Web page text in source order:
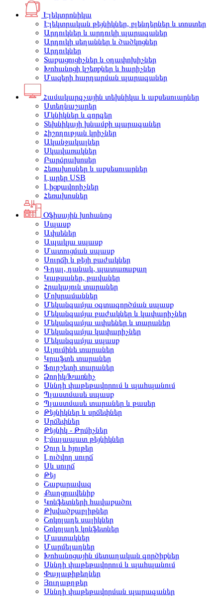
Էլեկտրոնիկա
Էլեկտրական թեյնիկներ, բլենդերներ և տոստեր
Արդուկներ և արդուկի պարագաներ
Արդուկի սեղաններ և ծածկոցներ
Արդուկներ
Տաքացուցիչներ և օդափոխիչներ
Խոհանոցի կշեռքներ և հարիչներ
Մազերի հարդարման պարագաներ
Համակարգչային տեխնիկա և աքսեսուարներ
Ստեղնաշարեր
Մկնիկներ և գորգեր
Տեխնիկայի խնամքի պարագաներ
Հիշողության կրիչներ
Ականջակալներ
Սկավառակներ
Բարձրախոսեր
Հեռախոսներ և աքսեսուարներ
Լարեր USB
Լիցքավորիչներ
Հեռախոսներ
Օֆիսային խոհանոց
Սպասք
Ափսեներ
Ապակյա սպասք
Մատուցման սպասք
Սուրճի և թեյի բաժակներ
Գդալ, դանակ, պատառաքաղ
Կաթսաներ, թավաներ
Հրակայուն տարաներ
Մոխրամաններ
Մեկանգամյա օգտագործման սպասք
Մեկանգամյա բաժակներ և կափարիչներ
Մեկանգամյա ափսեներ և տարաներ
Մեկանգամյա կափարիչներ
Մեկանգամյա սպասք
Ալյումինե տարաներ
Կրաֆտե տարաներ
Ֆուրշետի տարաներ
Ձողիկ/Խառնիչ
Սննդի փաթեթավորում և պահպանում
Պլաստմասե սպասք
Պլաստմասե տարաներ և թասեր
Թեյնիկներ և սրճեփներ
Սրճեփներ
Թեյնիկ - Թրմիչներ
Էմալապատ թեյնիկներ
Ջուր և հյութեր
Լուծվող սուրճ
Սև սուրճ
Թեյ
Շաքարավազ
Քաղցրավենիք
Կոնֆետների հավաքածու
Թխվածքաբլիթներ
Շոկոլադե սալիկներ
Շոկոլադե կոնֆետներ
Մաստակներ
Մարմելադներ
Խոհանոցային մետաղական գործիքներ
Սննդի փաթեթավորում և պահպանում
Փայլաթիթեղներ
Յուղաթղթեր
Սննդի փաթեթավորման պարագաներ